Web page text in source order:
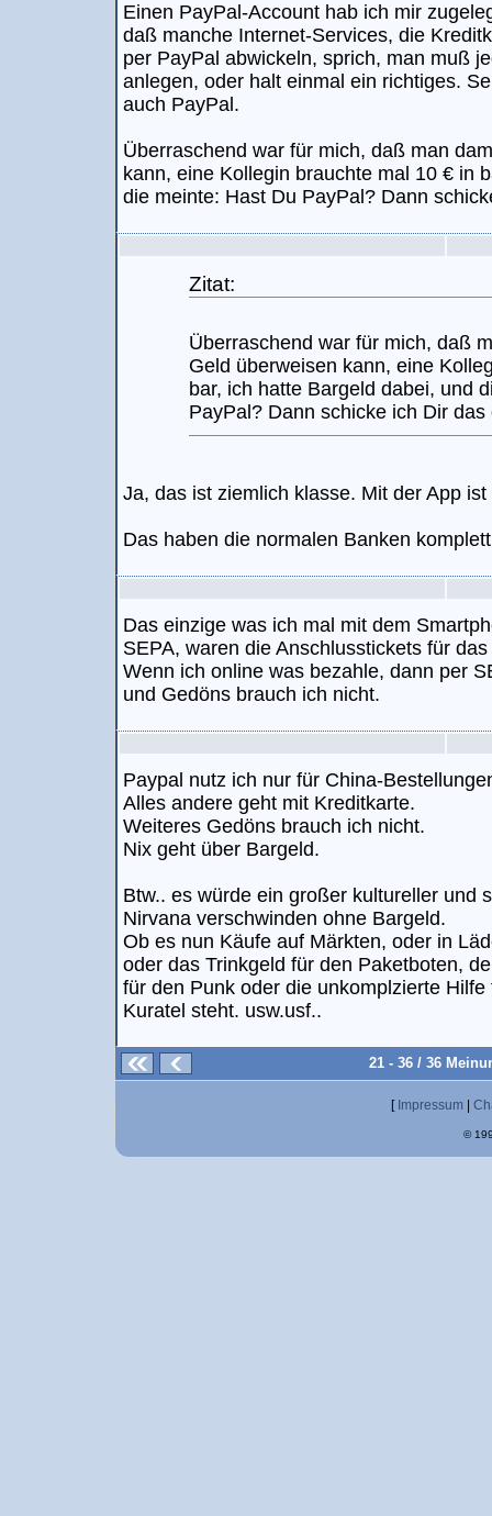
Einen PayPal-Account hab ich mir
daß manche Internet-Services, die
per PayPal abwickeln, sprich, man muß
anlegen, oder halt einmal ein richtiges.
auch PayPal.
Überraschend war für mich, daß man
kann, eine Kollegin brauchte mal 10 € in
die meinte: Hast Du PayPal? Dann
Zitat:
Überraschend war für mich, daß
Geld überweisen kann, eine
bar, ich hatte Bargeld dabei, und
PayPal? Dann schicke ich Dir das
Ja, das ist ziemlich klasse. Mit der App
Das haben die normalen Banken
Das einzige was ich mal mit dem
SEPA, waren die Anschlusstickets für
Wenn ich online was bezahle, dann per
und Gedöns brauch ich nicht.
Paypal nutz ich nur für China-
Alles andere geht mit Kreditkarte.
Weiteres Gedöns brauch ich nicht.
Nix geht über Bargeld.
Btw.. es würde ein großer kultureller und
Nirvana verschwinden ohne Bargeld.
Ob es nun Käufe auf Märkten, oder in
oder das Trinkgeld für den Paketboten,
für den Punk oder die unkomplzierte
Kuratel steht. usw.usf..
21 - 36 / 36
[ Impressum
©